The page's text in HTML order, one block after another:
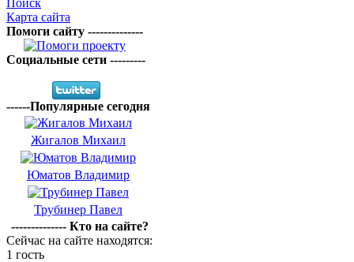
Поиск
Карта сайта
Помоги сайту --------------
Социальные сети ---------
------Популярные сегодня
Жигалов Михаил
Юматов Владимир
Трубинер Павел
-------------- Кто на сайте?
Сейчас на сайте находятся:
1 гость